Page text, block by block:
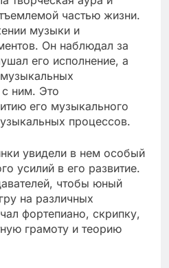
частью жизни.
музыки и
Он наблюдал за
его исполнение, а
с ним. Это
его музыкального
процессов.
увидели в нем особый
усилий в его развитие.
чтобы юный
на различных
фортепиано, скрипку,
грамоту и теорию